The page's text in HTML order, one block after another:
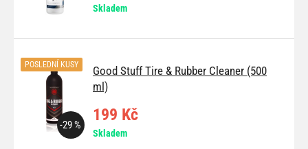
Skladem
Good Stuff Tire & Rubber Cleaner (500
ml)
-29 %
POSLEDNÍ KUSY
199 Kč
Skladem